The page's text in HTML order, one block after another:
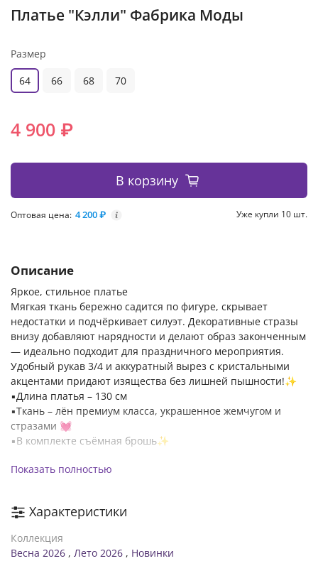
Платье "Кэлли" Фабрика Моды
Размер
64
66 68 70
4 900 ₽
В корзину
Оптовая цена: 4 200 ₽ i Уже купли 10 шт.
Описание
Яркое, стильное платье
Мягкая ткань бережно садится по фигуре, скрывает
недостатки и подчёркивает силуэт. Декоративные стразы
внизу добавляют нарядности и делают образ законченным
— идеально подходит для праздничного мероприятия.
Удобный рукав 3/4 и аккуратный вырез с кристальными
акцентами придают изящества без лишней пышности!✨
▪️Длина платья – 130 см
▪️Ткань – лён премиум класса, украшенное жемчугом и
стразами 💓
▪️В комплекте съёмная брошь✨
Замеры на изделие см на последнем фото
Показать полностью
Характеристики
Коллекция
Весна 2026 , Лето 2026 , Новинки